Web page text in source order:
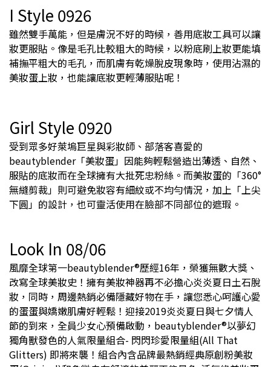
I Style 0926
雖然雙手萬能，但是膚況不好的時候，善用底妝工具可以讓
妝更服貼。像是毛孔比較粗大的時候，以粉底刷上妝更能填
補撫平粗大的毛孔，而肌膚有乾燥脫皮現象時，使用沾濕的
美妝蛋上妝，也能讓底妝更輕薄服貼呢！
Girl Style 0920
受到眾多好萊塢巨星與彩妝師、部落客喜愛的
beautyblender「美妝蛋」因能夠輕鬆營造出薄透、自然、
服貼的底妝而在全球擁有大批死忠粉絲。而美妝蛋的「360°
無縫剪裁」則可避免妝容有細紋或不均勻情況，加上「上尖
下圓」的設計，也可靈活使用在臉部不同部位的遮瑕。
Look In 08/06
風靡全球第一beautyblender®歷經16年，榮獲無數大獎、
改寫全球美妝史！擁有美妝神器再不必擔心炎炎夏日土石脫
妝，同時，周邊熱銷必備隱藏好物在手，讓您悉心呵護心愛
的蛋蛋與嬌嫩肌膚好輕鬆！迎接2019炎炎夏日與七夕情人
節的到來，全員少女心預備啟動，beautyblender®以夢幻
獨角獸發色的人氣限量組合- 閃閃珍愛限量組(All That
Glitters) 即將來襲！組合內含品牌最熱銷經典原創粉美妝